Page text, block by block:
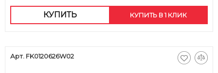
КУПИТЬ КУПИТЬ В 1 КЛИК
Арт. FK0120626W02